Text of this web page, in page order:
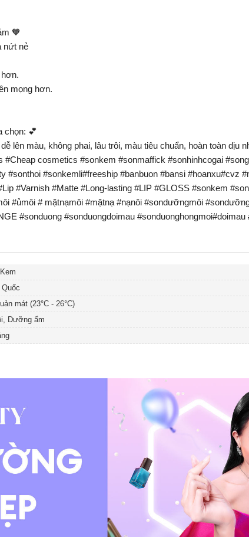
🧡
nứt nẻ
mọng hơn.
chọn: 💕
lên màu, không phai, lâu trôi, màu tiêu chuẩn, hoàn toàn dịu
cosmetics #sonkem #sonmaffick #sonhinhcogai
#sonthoi #sonkemli#freeship #banbuon #bansi #hoanxu#cvz
#Varnish #Matte #Long-lasting #LIP #GLOSS #sonkem
#ủmôi # mặtnạmôi #mặtnạ #nạnôi #sondưỡngmôi
#sonduong #sonduongdoimau #sonduonghongmoi#doimau
Quốc
mát (23°C - 26°C)
Dưỡng ẩm